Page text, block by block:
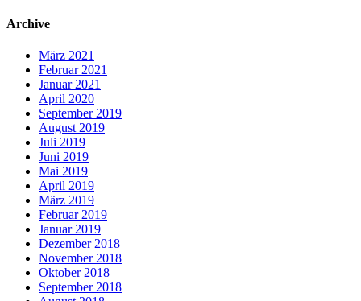
Archive
März 2021
Februar 2021
Januar 2021
April 2020
September 2019
August 2019
Juli 2019
Juni 2019
Mai 2019
April 2019
März 2019
Februar 2019
Januar 2019
Dezember 2018
November 2018
Oktober 2018
September 2018